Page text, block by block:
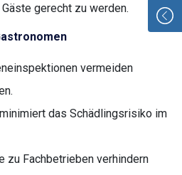
gerecht zu werden.
vermeiden
das Schädlingsrisiko im
zu Fachbetrieben verhindern